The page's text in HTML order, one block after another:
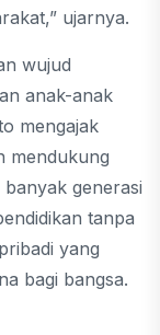
ujarnya.
wujud
anak-anak
mengajak
mendukung
generasi
tanpa
yang
bagi bangsa.